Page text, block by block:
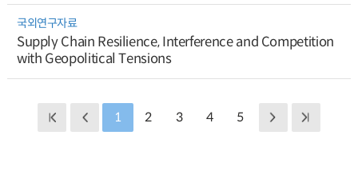
국외연구자료
Supply Chain Resilience, Interference and Competition
with Geopolitical Tensions
1 2 3 4 5